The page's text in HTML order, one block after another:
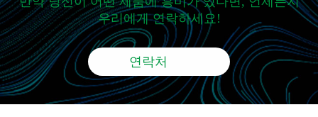
우리에게 연락하세요!
연락처